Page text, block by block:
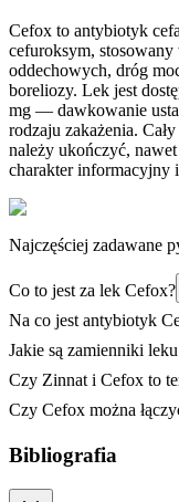
Cefox to antybiotyk
cefuroksym,
oddechowych, dróg
boreliozy. Lek jest
mg — dawkowanie
rodzaju zakażenia.
należy ukończyć,
charakter informacyjny
Najczęściej zadawane
Co to jest za lek Cefox?
Na co jest antybiotyk
Jakie są zamienniki
Czy Zinnat i Cefox to
Czy Cefox można
Bibliografia